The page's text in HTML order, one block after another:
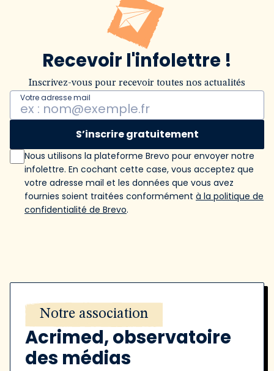
Recevoir l'infolettre !
Inscrivez-vous pour recevoir toutes nos actualités
Votre adresse mail
S’inscrire gratuitement
Nous utilisons la plateforme Brevo pour envoyer notre
infolettre. En cochant cette case, vous acceptez que
votre adresse mail et les données que vous avez
fournies soient traitées conformément à la politique de
confidentialité de Brevo.
Notre association
Acrimed, observatoire
des médias